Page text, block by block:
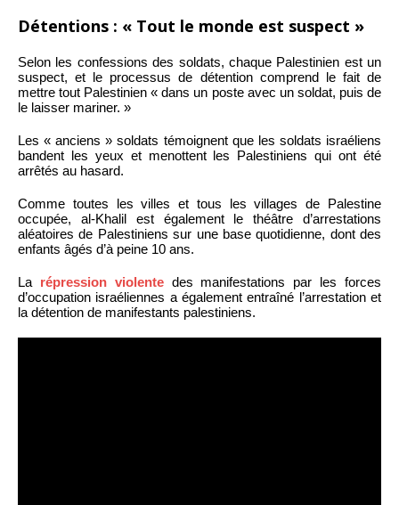
Détentions : « Tout le monde est suspect »
Selon les confessions des soldats, chaque Palestinien est un
suspect, et le processus de détention comprend le fait de
mettre tout Palestinien « dans un poste avec un soldat, puis de
le laisser mariner. »
Les « anciens » soldats témoignent que les soldats israéliens
bandent les yeux et menottent les Palestiniens qui ont été
arrêtés au hasard.
Comme toutes les villes et tous les villages de Palestine
occupée, al-Khalil est également le théâtre d’arrestations
aléatoires de Palestiniens sur une base quotidienne, dont des
enfants âgés d’à peine 10 ans.
La répression violentedes manifestations par les forces
d’occupation israéliennes a également entraîné l’arrestation et
la détention de manifestants palestiniens.